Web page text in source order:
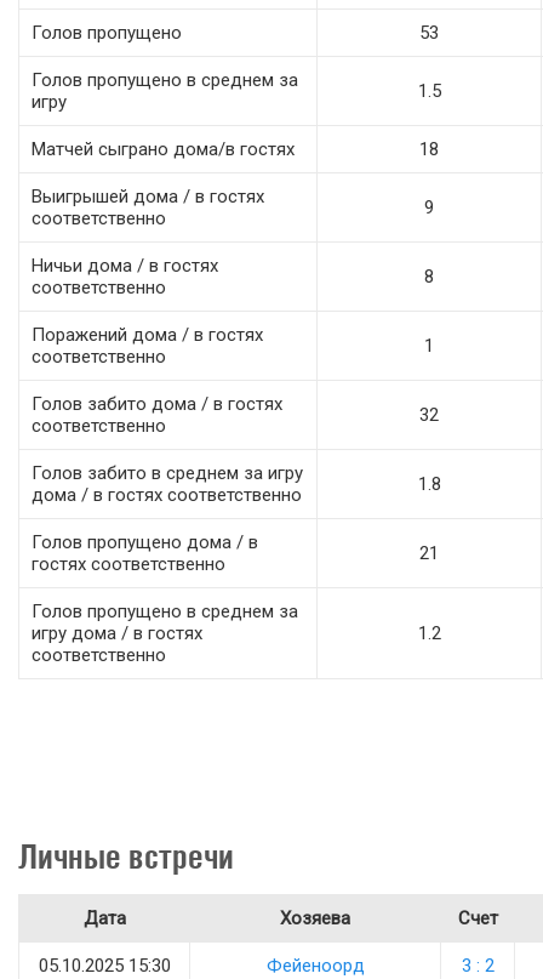
Голов пропущено 53
Голов пропущено в среднем за
игру
1.5
Матчей сыграно дома/в гостях 18
Выигрышей дома / в гостях
соответственно
9
Ничьи дома / в гостях
соответственно
8
Поражений дома / в гостях
соответственно
1
Голов забито дома / в гостях
соответственно
32
Голов забито в среднем за игру
дома / в гостях соответственно
1.8
Голов пропущено дома / в
гостях соответственно
21
Голов пропущено в среднем за
игру дома / в гостях
соответственно
1.2
Личные встречи
Дата Хозяева Счет
05.10.2025 15:30 Фейеноорд 3 : 2